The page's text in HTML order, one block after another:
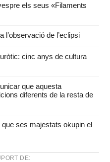
els seus «Filaments
l’observació de l’eclipsi
cinc anys de cultura
que aquesta
diferents de la resta de
ses majestats okupin el
DE: